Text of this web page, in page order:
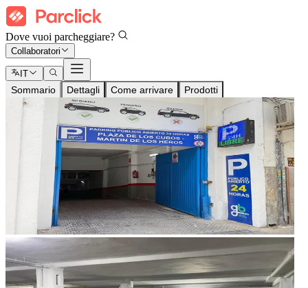
Dove vuoi parcheggiare?
Collaboratori
IT
Sommario Dettagli Come arrivare Prodotti